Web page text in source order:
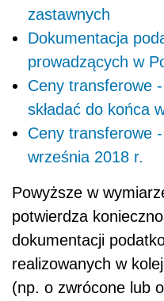
zastawnych
Dokumentacja
prowadzących w
Ceny transferowe
składać do końca
Ceny transferowe
września 2018 r.
Powyższe w
potwierdza
dokumentacji
realizowanych w
(np. o zwrócone lub